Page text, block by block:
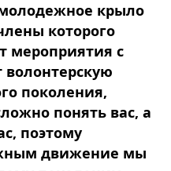
крыло
которого
мероприятия с
поколения,
понять вас, а
поэтому
движение мы